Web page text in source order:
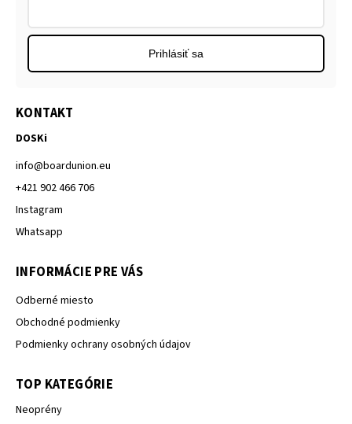
KONTAKT
DOSKi
info@boardunion.eu
+421 902 466 706
Instagram
Whatsapp
INFORMÁCIE PRE VÁS
Odberné miesto
Obchodné podmienky
Podmienky ochrany osobných údajov
TOP KATEGÓRIE
Neoprény
Prihlásiť sa